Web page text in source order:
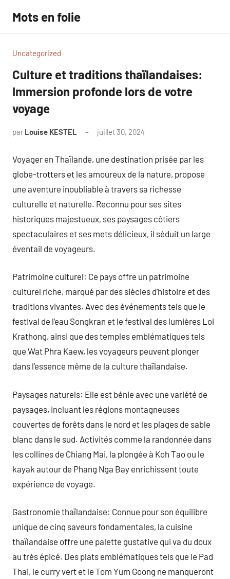
contenu
Mots en folie
Uncategorized
Culture et traditions thaïlandaises:
Immersion profonde lors de votre
voyage
par Louise KESTEL juillet 30, 2024
Voyager en Thaïlande, une destination prisée par les
globe-trotters et les amoureux de la nature, propose
une aventure inoubliable à travers sa richesse
culturelle et naturelle. Reconnu pour ses sites
historiques majestueux, ses paysages côtiers
spectaculaires et ses mets délicieux, il séduit un large
éventail de voyageurs.
Patrimoine culturel: Ce pays offre un patrimoine
culturel riche, marqué par des siècles d’histoire et des
traditions vivantes. Avec des événements tels que le
festival de l’eau Songkran et le festival des lumières Loi
Krathong, ainsi que des temples emblématiques tels
que Wat Phra Kaew, les voyageurs peuvent plonger
dans l’essence même de la culture thaïlandaise.
Paysages naturels: Elle est bénie avec une variété de
paysages, incluant les régions montagneuses
couvertes de forêts dans le nord et les plages de sable
blanc dans le sud. Activités comme la randonnée dans
les collines de Chiang Mai, la plongée à Koh Tao ou le
kayak autour de Phang Nga Bay enrichissent toute
expérience de voyage.
Gastronomie thaïlandaise: Connue pour son équilibre
unique de cinq saveurs fondamentales, la cuisine
thaïlandaise offre une palette gustative qui va du doux
au très épicé. Des plats emblématiques tels que le Pad
Thai, le curry vert et le Tom Yum Goong ne manqueront